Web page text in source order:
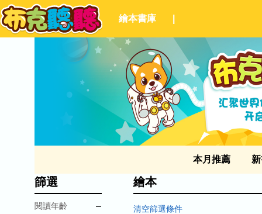
繪本書庫
本月推薦
篩選
閱讀年齡
繪本
清空篩選條件